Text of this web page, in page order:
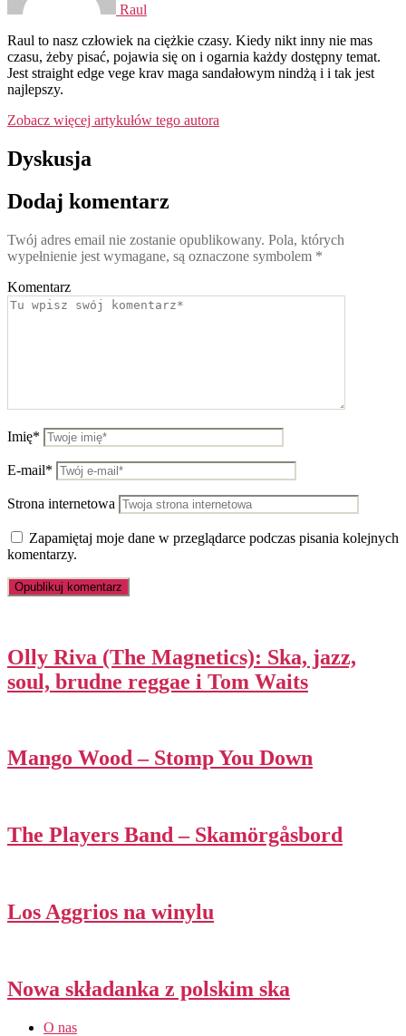
Raul
Raul to nasz człowiek na ciężkie czasy. Kiedy nikt inny nie mas
czasu, żeby pisać, pojawia się on i ogarnia każdy dostępny temat.
Jest straight edge vege krav maga sandałowym nindżą i i tak jest
najlepszy.
Zobacz więcej artykułów tego autora
Dyskusja
Dodaj komentarz
Twój adres email nie zostanie opublikowany. Pola, których
wypełnienie jest wymagane, są oznaczone symbolem *
Komentarz
Imię*
E-mail*
Strona internetowa
Zapamiętaj moje dane w przeglądarce podczas pisania kolejnych
komentarzy.
Olly Riva (The Magnetics): Ska, jazz,
soul, brudne reggae i Tom Waits
Mango Wood – Stomp You Down
The Players Band – Skamörgåsbord
Los Aggrios na winylu
Nowa składanka z polskim ska
O nas